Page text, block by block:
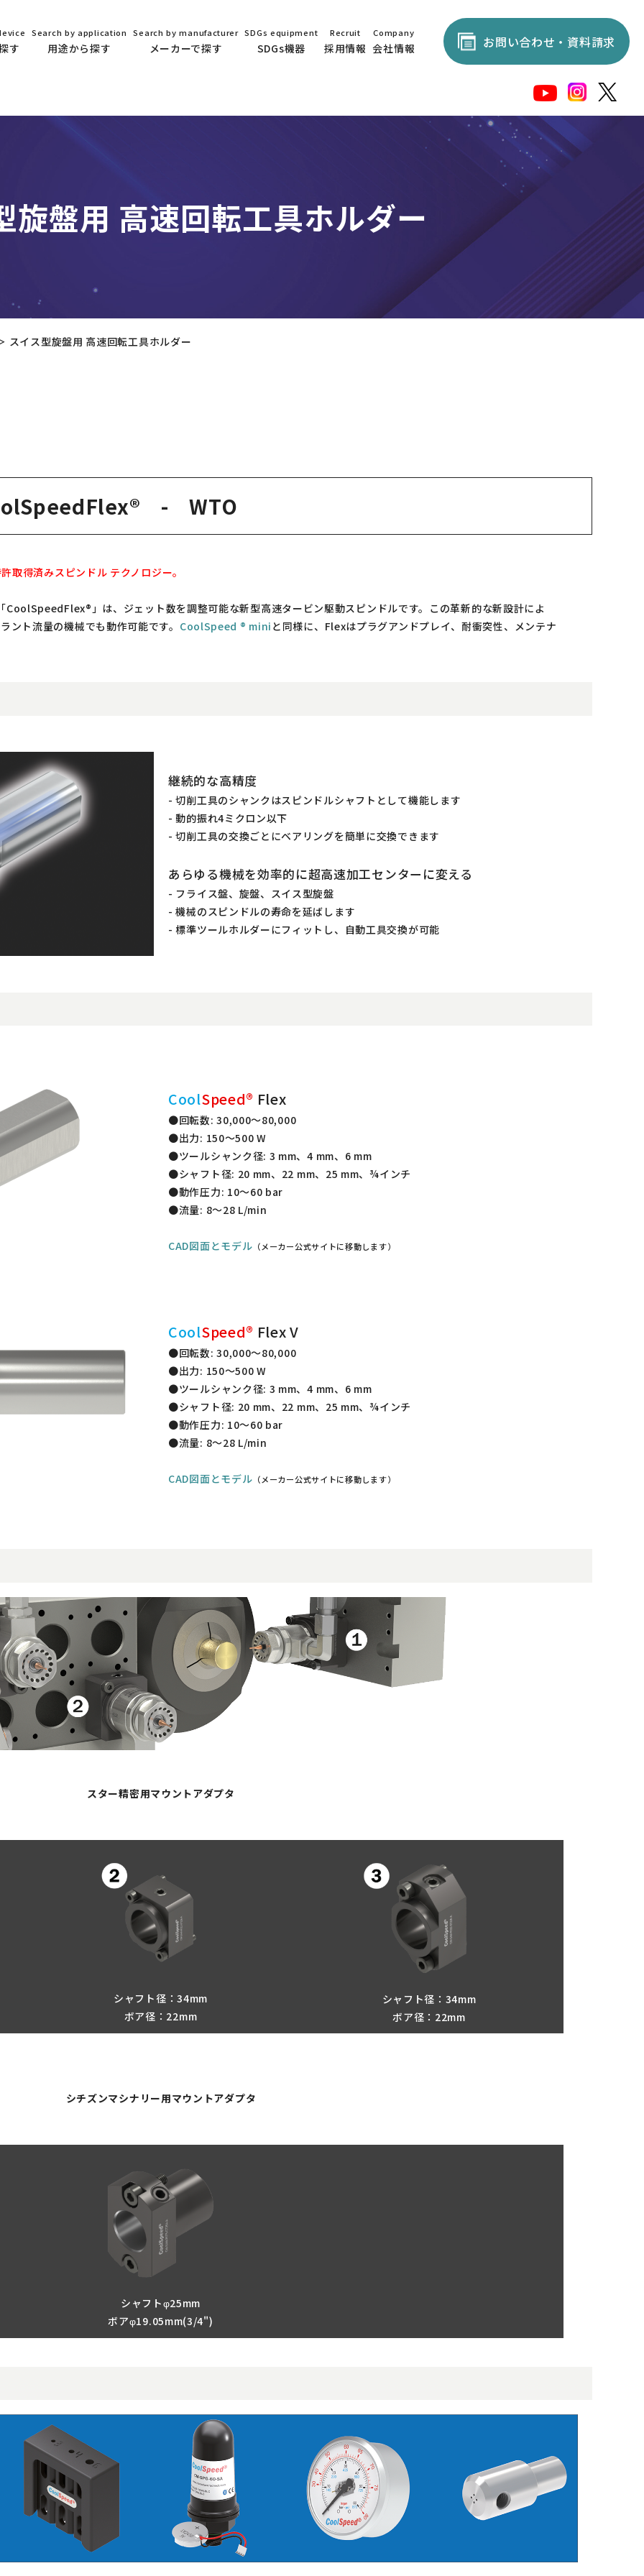
す
Search by application
用途から探す
Search by manufacturer
メーカーで探す
SDGs equipment
SDGs機器
Recruit
採用情報
Company
会社情報 お問い合わせ・資料請求
旋盤用 高速回転工具ホルダー
スイス型旋盤用 高速回転工具ホルダー
- WTO
得済みスピンドル テクノロジー。
」は、ジェット数を調整可能な新型高速タービン駆動スピンドルです。この革新的な新設計によ
ト流量の機械でも動作可能です。 CoolSpeed ® mini と同様に、Flexはプラグアンドプレイ、耐衝突性、メンテナ
継続的な高精度
- 切削工具のシャンクはスピンドルシャフトとして機能します
- 動的振れ4ミクロン以下
- 切削工具の交換ごとにベアリングを簡単に交換できます
あらゆる機械を効率的に超高速加工センターに変える
- フライス盤、旋盤、スイス型旋盤
- 機械のスピンドルの寿命を延ばします
- 標準ツールホルダーにフィットし、自動工具交換が可能
CoolSpeed® Flex
●回転数: 30,000～80,000
●出力: 150～500 W
●ツールシャンク径: 3 mm、4 mm、6 mm
●シャフト径: 20 mm、22 mm、25 mm、¾インチ
●動作圧力: 10～60 bar
●流量: 8～28 L/min
CAD図面とモデル （メーカー公式サイトに移動します）
CoolSpeed® Flex V
●回転数: 30,000～80,000
●出力: 150～500 W
●ツールシャンク径: 3 mm、4 mm、6 mm
●シャフト径: 20 mm、22 mm、25 mm、¾インチ
●動作圧力: 10～60 bar
●流量: 8～28 L/min
CAD図面とモデル （メーカー公式サイトに移動します）
スター精密用マウントアダプタ
シャフト径：34mm
ボア径：22mm
シャフト径：34mm
ボア径：22mm
シチズンマシナリー用マウントアダプタ
シャフトφ25mm
ボアφ19.05mm(3/4")